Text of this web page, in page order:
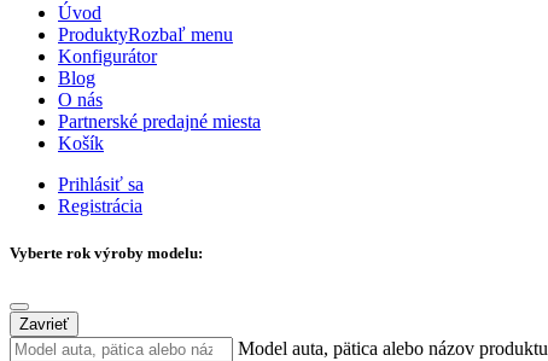
Úvod
ProduktyRozbaľ menu
Konfigurátor
Blog
O nás
Partnerské predajné miesta
Košík
Prihlásiť sa
Registrácia
Vyberte rok výroby modelu:
Zavrieť
Model auta, pätica alebo názov produktu